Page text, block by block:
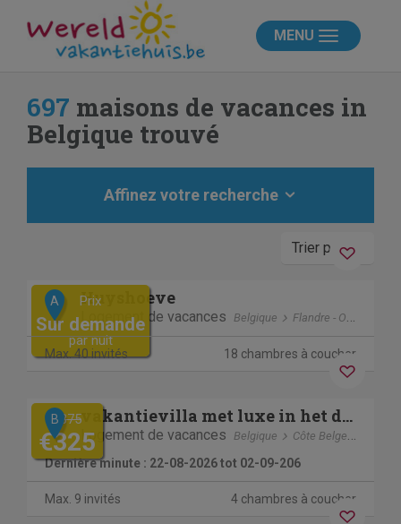
MENU
697 maisons de vacances in
Belgique trouvé
Affinez votre recherche
Trier par
Previous
Prix
Sur demande
par nuit
A Huyshoeve
Logement de vacances Belgique Flandre - Occidentale
Max. 40 invités 18 chambres à coucher
Previous
Séjour sans contact
€375
€325
B vakantievilla met luxe in het duinenreservaat, vlak aan zee
Logement de vacances Belgique Côte Belge
Dernière minute : 22-08-2026 tot 02-09-206
Max. 9 invités 4 chambres à coucher